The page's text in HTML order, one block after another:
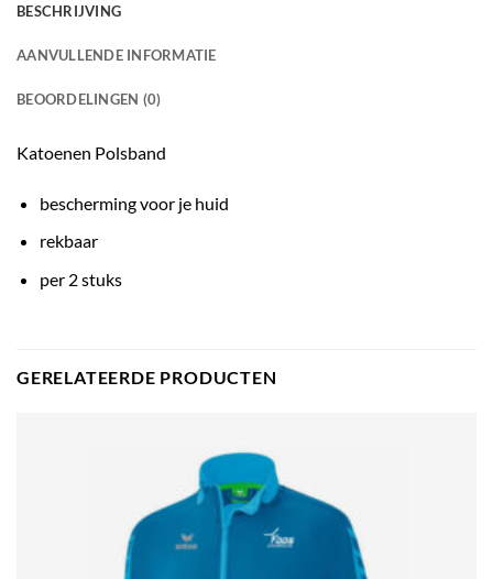
BESCHRIJVING
AANVULLENDE INFORMATIE
BEOORDELINGEN (0)
Katoenen Polsband
bescherming voor je huid
rekbaar
per 2 stuks
GERELATEERDE PRODUCTEN